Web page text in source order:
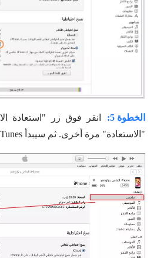
الخطوة 5:
انقر فوق زر "استعادة
"الاستعادة" مرة أخرى. ثم سيبدأ iTunes في فتح الهاتف.